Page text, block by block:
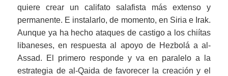
quiere crear un califato salafista más extenso y
permanente. E instalarlo, de momento, en Siria e Irak.
Aunque ya ha hecho ataques de castigo a los chiítas
libaneses, en respuesta al apoyo de Hezbolá a al-
Assad. El primero responde y va en paralelo a la
estrategia de al-Qaida de favorecer la creación y el